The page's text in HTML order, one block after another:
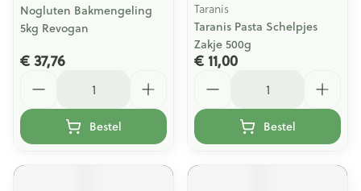
Nogluten Bakmengeling
5kg Revogan
€ 37,76
Bestel
Taranis
Taranis Pasta Schelpjes
Zakje 500g
€ 11,00
Bestel